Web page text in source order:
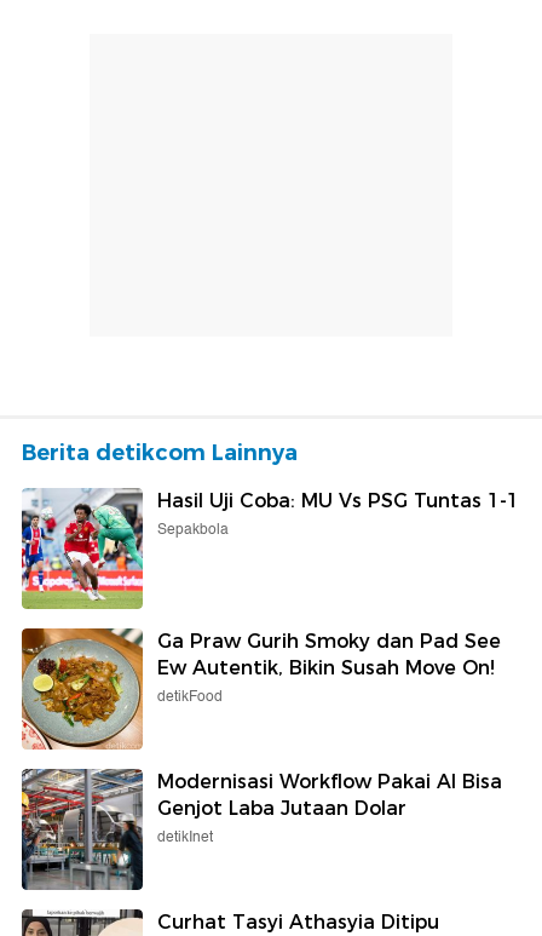
Berita detikcom Lainnya
Hasil Uji Coba: MU Vs PSG Tuntas 1-1
Sepakbola
Ga Praw Gurih Smoky dan Pad See
Ew Autentik, Bikin Susah Move On!
detikFood
Modernisasi Workflow Pakai AI Bisa
Genjot Laba Jutaan Dolar
detikInet
Curhat Tasyi Athasyia Ditipu